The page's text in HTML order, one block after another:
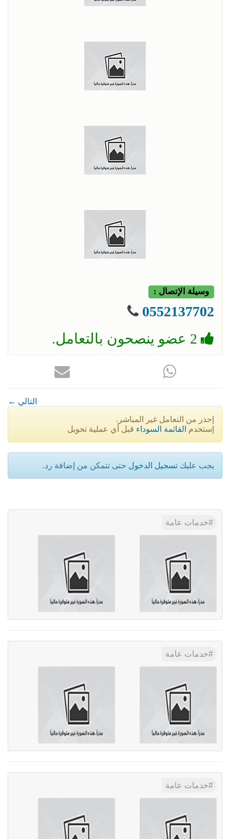
وسيلة الإتصال :
0552137702
← التالي
إحذر من التعامل غير المباشر.
إستخدم القائمة السوداء قبل أي عملية تحويل
يجب عليك تسجيل الدخول حتى تتمكن من إضافة رد.
خدمات عامة
خدمات عامة
خدمات عامة